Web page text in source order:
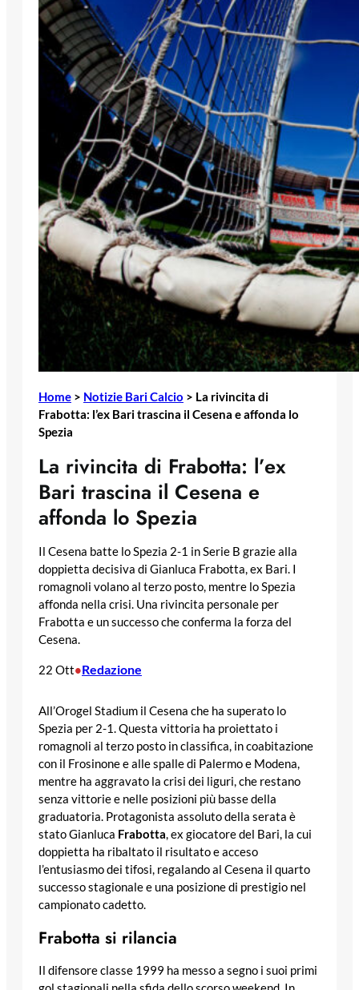
Home > Notizie Bari Calcio > La rivincita di
Frabotta: l’ex Bari trascina il Cesena e affonda lo
Spezia
La rivincita di Frabotta: l’ex
Bari trascina il Cesena e
affonda lo Spezia
Il Cesena batte lo Spezia 2-1 in Serie B grazie alla
doppietta decisiva di Gianluca Frabotta, ex Bari. I
romagnoli volano al terzo posto, mentre lo Spezia
affonda nella crisi. Una rivincita personale per
Frabotta e un successo che conferma la forza del
Cesena.
22 Ott•Redazione
All’Orogel Stadium il Cesena che ha superato lo
Spezia per 2-1. Questa vittoria ha proiettato i
romagnoli al terzo posto in classifica, in coabitazione
con il Frosinone e alle spalle di Palermo e Modena,
mentre ha aggravato la crisi dei liguri, che restano
senza vittorie e nelle posizioni più basse della
graduatoria. Protagonista assoluto della serata è
stato Gianluca Frabotta, ex giocatore del Bari, la cui
doppietta ha ribaltato il risultato e acceso
l’entusiasmo dei tifosi, regalando al Cesena il quarto
successo stagionale e una posizione di prestigio nel
campionato cadetto.
Frabotta si rilancia
Il difensore classe 1999 ha messo a segno i suoi primi